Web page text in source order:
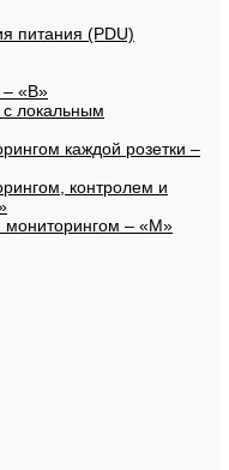
питания (PDU)
– «В»
с локальным
каждой розетки –
контролем и
мониторингом – «М»